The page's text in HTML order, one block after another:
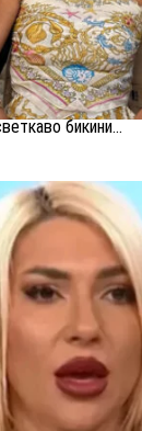
бикини...